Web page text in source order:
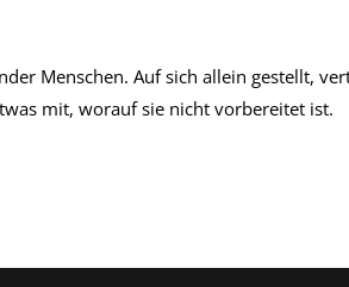
Menschen. Auf sich allein gestellt,
mit, worauf sie nicht vorbereitet ist.